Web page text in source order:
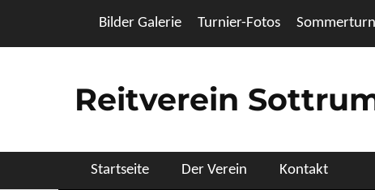
Header Top Menu
Bilder Galerie Turnier-Fotos
Reitverein
Primäres Menü
Startseite Der Verein Kontakt